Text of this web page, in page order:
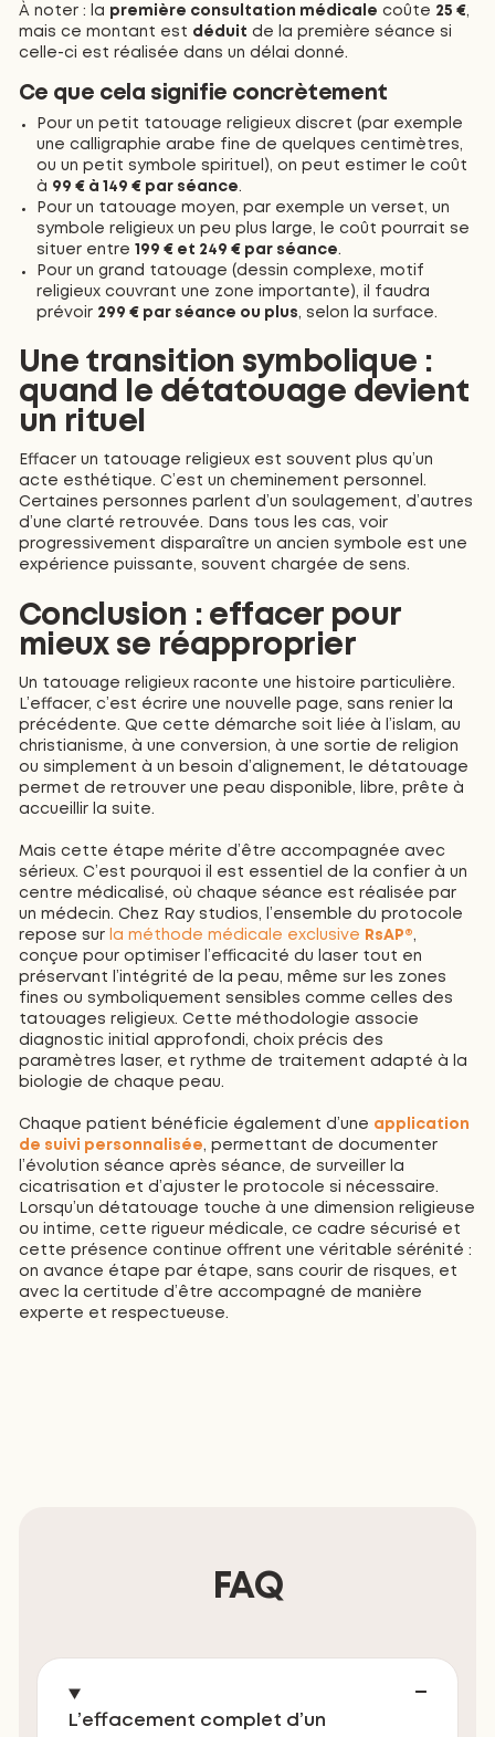
À noter : la première consultation médicale coûte 25 €,
mais ce montant est déduit de la première séance si
celle-ci est réalisée dans un délai donné.
Ce que cela signifie concrètement
Pour un petit tatouage religieux discret (par exemple
une calligraphie arabe fine de quelques centimètres,
ou un petit symbole spirituel), on peut estimer le coût
à 99 € à 149 € par séance.
Pour un tatouage moyen, par exemple un verset, un
symbole religieux un peu plus large, le coût pourrait se
situer entre199 € et 249 € par séance.
Pour un grand tatouage (dessin complexe, motif
religieux couvrant une zone importante), il faudra
prévoir 299 € par séance ou plus, selon la surface.
Une transition symbolique :
quand le détatouage devient
un rituel
Effacer un tatouage religieux est souvent plus qu’un
acte esthétique. C’est un cheminement personnel.
Certaines personnes parlent d’un soulagement, d’autres
d’une clarté retrouvée. Dans tous les cas, voir
progressivement disparaître un ancien symbole est une
expérience puissante, souvent chargée de sens.
Conclusion : effacer pour
mieux se réapproprier
Un tatouage religieux raconte une histoire particulière.
L’effacer, c’est écrire une nouvelle page, sans renier la
précédente. Que cette démarche soit liée à l’islam, au
christianisme, à une conversion, à une sortie de religion
ou simplement à un besoin d’alignement, le détatouage
permet de retrouver une peau disponible, libre, prête à
accueillir la suite.
Mais cette étape mérite d’être accompagnée avec
sérieux. C’est pourquoi il est essentiel de la confier à un
centre médicalisé, où chaque séance est réalisée par
un médecin. Chez Ray studios, l’ensemble du protocole
repose sur la méthode médicale exclusive RsAP®,
conçue pour optimiser l’efficacité du laser tout en
préservant l’intégrité de la peau, même sur les zones
fines ou symboliquement sensibles comme celles des
tatouages religieux. Cette méthodologie associe
diagnostic initial approfondi, choix précis des
paramètres laser, et rythme de traitement adapté à la
biologie de chaque peau.
Chaque patient bénéficie également d’une application
de suivi personnalisée, permettant de documenter
l’évolution séance après séance, de surveiller la
cicatrisation et d’ajuster le protocole si nécessaire.
Lorsqu’un détatouage touche à une dimension religieuse
ou intime, cette rigueur médicale, ce cadre sécurisé et
cette présence continue offrent une véritable sérénité :
on avance étape par étape, sans courir de risques, et
avec la certitude d’être accompagné de manière
experte et respectueuse.
FAQ
L’effacement complet d’un